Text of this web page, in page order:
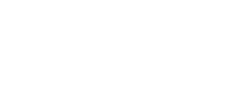
contornejat per
la capella del
A les franges
de la font i